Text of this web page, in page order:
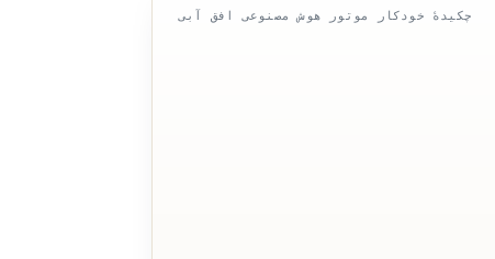
چکیدهٔ خودکار موتور هوش مصنوعی افق آبی